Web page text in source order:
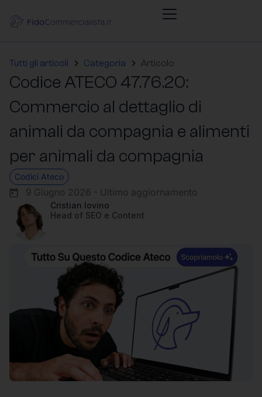
Tutti gli articoli Categoria Articolo
Codice ATECO 47.76.20:
Commercio al dettaglio di
animali da compagnia e alimenti
per animali da compagnia
Codici Ateco
9 Giugno 2026 - Ultimo aggiornamento
Cristian Iovino
Head of SEO e Content